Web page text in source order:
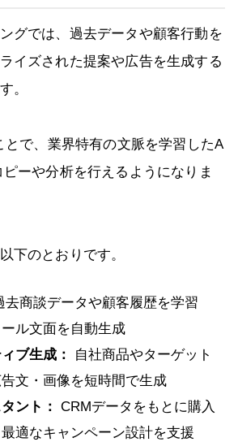
グでは、過去データや顧客行動を
イズされた提案や広告を生成する
。
とで、業界特有の文脈を学習したA
ピーや分析を行えるようになりま
下のとおりです。
去商談データや顧客履歴を学習
ル文面を自動生成
ブ生成：
自社商品やターゲット
文・画像を短時間で生成
ント： CRMデータをもとに購入
適なキャンペーン設計を支援